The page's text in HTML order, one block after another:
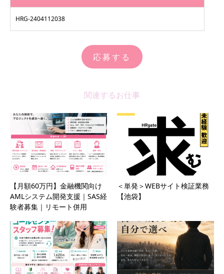
HRG-2404112038
応募する
関連するお仕事
【月額60万円】金融機関向け
AMLシステム開発支援｜SAS経
験者募集｜リモート併用
＜単発＞WEBサイト検証業務
【池袋】